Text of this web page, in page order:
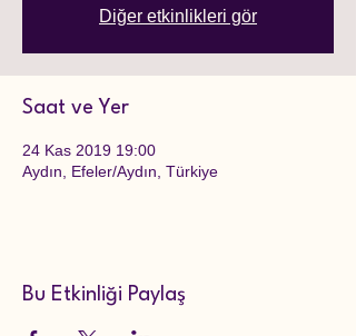
Diğer etkinlikleri gör
Saat ve Yer
24 Kas 2019 19:00
Aydın, Efeler/Aydın, Türkiye
Bu Etkinliği Paylaş